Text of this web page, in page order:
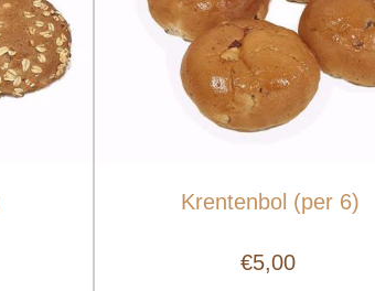
Krentenbol (per 6)
€5,00